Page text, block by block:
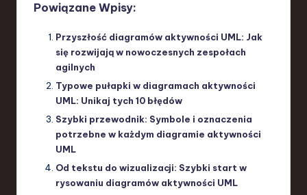
Powiązane Wpisy:
Przyszłość diagramów aktywności UML: Jak
się rozwijają w nowoczesnych zespołach
agilnych
Typowe pułapki w diagramach aktywności
UML: Unikaj tych 10 błędów
Szybki przewodnik: Symbole i oznaczenia
potrzebne w każdym diagramie aktywności
UML
Od tekstu do wizualizacji: Szybki start w
rysowaniu diagramów aktywności UML